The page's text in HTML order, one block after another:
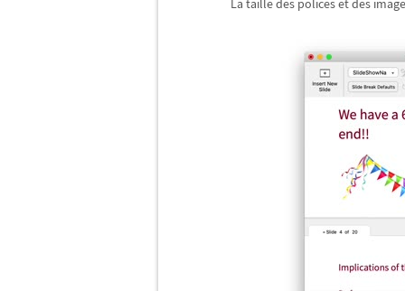
La taille des polices et des